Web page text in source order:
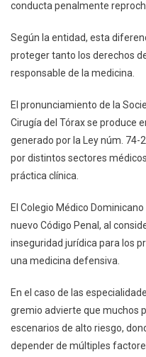
conducta penalmente
Según la entidad, esta
proteger tanto los derechos
responsable de la medicina.
El pronunciamiento de la
Cirugía del Tórax se produce
generado por la Ley núm. 74-
por distintos sectores
práctica clínica.
El Colegio Médico
nuevo Código Penal, al
inseguridad jurídica para los
una medicina defensiva.
En el caso de las
gremio advierte que muchos
escenarios de alto riesgo,
depender de múltiples